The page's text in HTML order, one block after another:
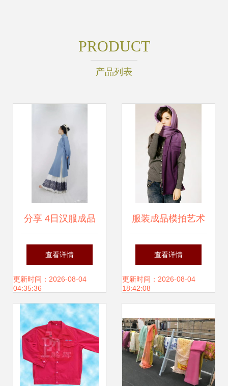
PRODUCT
产品列表
分享 4日汉服成品
每日商情
查看详情
更新时间：2026-08-04
04:35:36
服装成品模拍艺术
解析 一场光影与面
料的对话
查看详情
更新时间：2026-08-04
18:42:08